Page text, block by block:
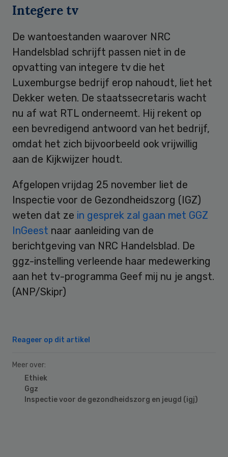
Integere tv
De wantoestanden waarover NRC
Handelsblad schrijft passen niet in de
opvatting van integere tv die het
Luxemburgse bedrijf erop nahoudt, liet het
Dekker weten. De staatssecretaris wacht
nu af wat RTL onderneemt. Hij rekent op
een bevredigend antwoord van het bedrijf,
omdat het zich bijvoorbeeld ook vrijwillig
aan de Kijkwijzer houdt.
Afgelopen vrijdag 25 november liet de
Inspectie voor de Gezondheidszorg (IGZ)
weten dat ze in gesprek zal gaan met GGZ
InGeest naar aanleiding van de
berichtgeving van NRC Handelsblad. De
ggz-instelling verleende haar medewerking
aan het tv-programma Geef mij nu je angst.
(ANP/Skipr)
Reageer op dit artikel
Meer over:
Ethiek
Ggz
Inspectie voor de gezondheidszorg en jeugd (igj)